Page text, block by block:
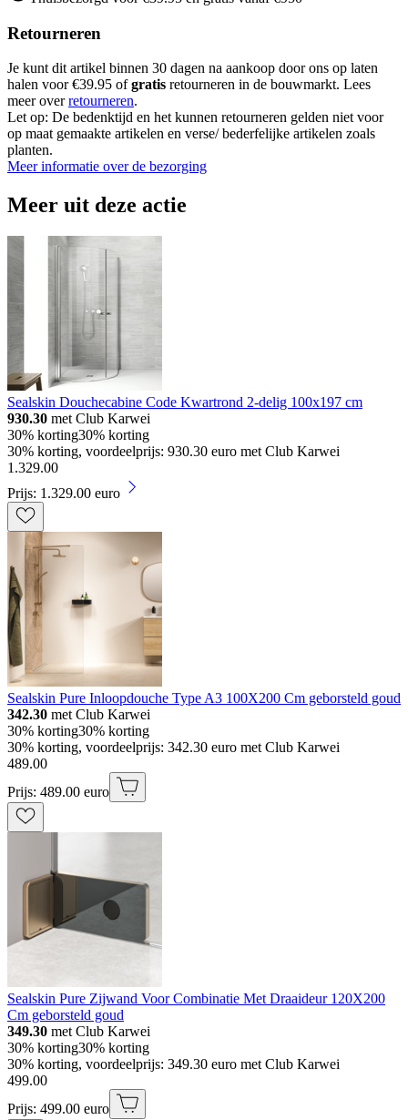
Retourneren
Je kunt dit artikel binnen 30 dagen na aankoop door ons op laten
halen voor €39.95 ofgratis retourneren in de bouwmarkt. Lees
meer overretourneren.
Let op: De bedenktijd en het kunnen retourneren gelden niet voor
op maat gemaakte artikelen en verse/ bederfelijke artikelen zoals
planten.
Meer informatie over de bezorging
Meer uit deze actie
Sealskin Douchecabine Code Kwartrond 2-delig 100x197 cm
930.30 met Club Karwei
30% korting30% korting
30% korting, voordeelprijs: 930.30 euro met Club Karwei
1 .329.00
Prijs: 1.329.00 euro
Sealskin Pure Inloopdouche Type A3 100X200 Cm geborsteld goud
342.30 met Club Karwei
30% korting30% korting
30% korting, voordeelprijs: 342.30 euro met Club Karwei
489.00
Prijs: 489.00 euro
Sealskin Pure Zijwand Voor Combinatie Met Draaideur 120X200
Cm geborsteld goud
349.30 met Club Karwei
30% korting30% korting
30% korting, voordeelprijs: 349.30 euro met Club Karwei
499.00
Prijs: 499.00 euro